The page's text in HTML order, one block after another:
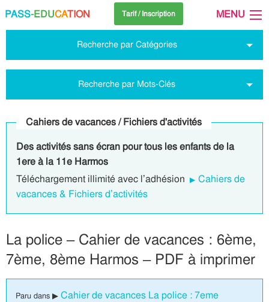
PASS-EDUCATION Tarif / Inscription MENU
Recherche par Catégories
Recherche par Mots-Clés
Cahiers de vacances / Fichiers d'activités
Des activités sans écran pour tous les enfants de la
1ere à la 11e Harmos
Téléchargement illimité avec l’adhésion
Cahiers de
vacances & Fichiers d’activités
La police – Cahier de vacances : 6ème,
7ème, 8ème Harmos – PDF à imprimer
Paru dans ▶ Cahier de vacances La police : 7eme